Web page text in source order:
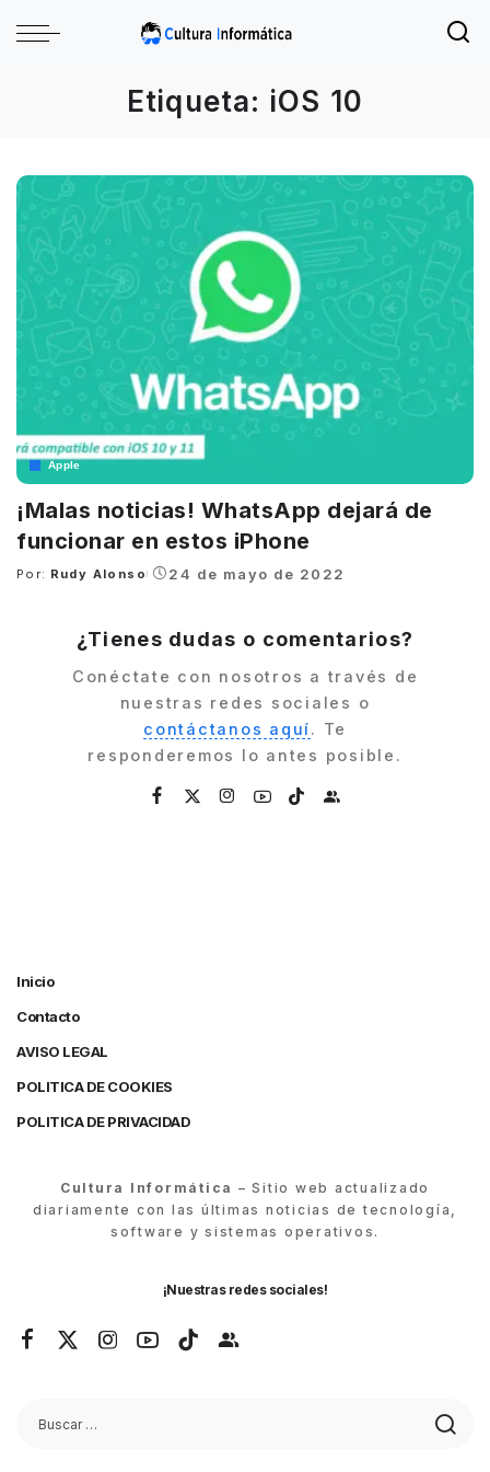
Etiqueta: iOS 10
Apple
¡Malas noticias! WhatsApp dejará de
funcionar en estos iPhone
Posted
Por: Rudy Alonso 24 de mayo de 2022
¿Tienes dudas o comentarios?
Conéctate con nosotros a través de
nuestras redes sociales o
contáctanos aquí. Te
responderemos lo antes posible.
Inicio
Contacto
AVISO LEGAL
POLITICA DE COOKIES
POLITICA DE PRIVACIDAD
Cultura Informática – Sitio web actualizado
diariamente con las últimas noticias de tecnología,
software y sistemas operativos.
¡Nuestras redes sociales!